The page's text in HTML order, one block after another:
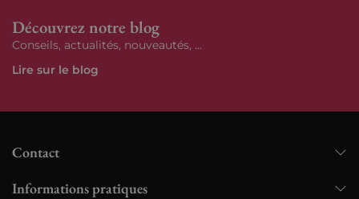
Découvrez notre blog
Conseils, actualités, nouveautés, ...
Lire sur le blog
Contact
Informations pratiques